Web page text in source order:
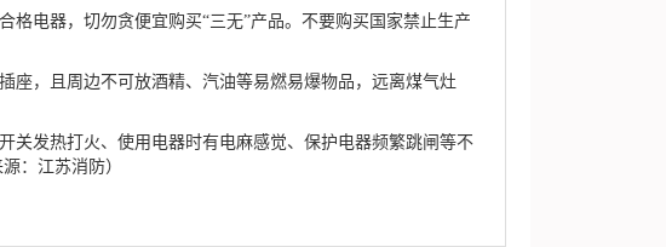
电器，切勿贪便宜购买“三无”产品。不要购买国家禁止生产
，且周边不可放酒精、汽油等易燃易爆物品，远离煤气灶
发热打火、使用电器时有电麻感觉、保护电器频繁跳闸等不
：江苏消防）